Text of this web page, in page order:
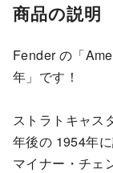
商品の説明
Fender の「
年」です！
ストラトキャス
年後の 1954年に
マイナー・チェ